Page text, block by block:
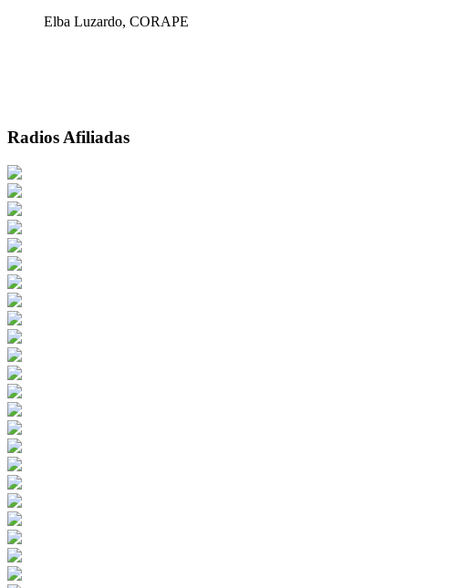
Elba Luzardo, CORAPE
Radios Afiliadas